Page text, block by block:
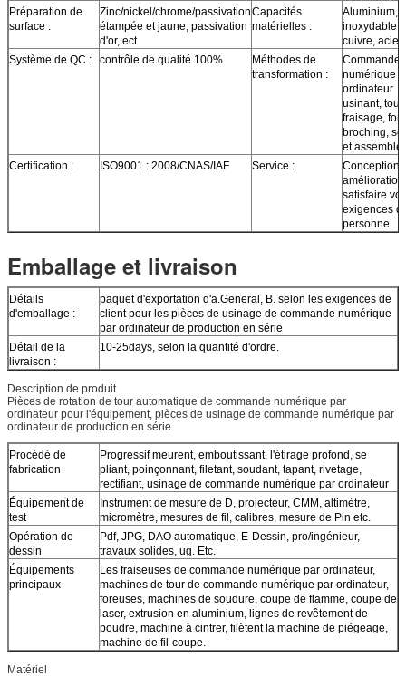
Préparation de
surface :
Zinc/nickel/chrome/passivation
étampée et jaune, passivation
d'or, ect
Capacités
matérielles :
Aluminium,
inoxydable,
cuivre,
Système de QC :
contrôle de qualité 100%
Méthodes de
transformation :
Commande
numérique
ordinateur
usinant,
fraisage,
broching,
et
Certification :
ISO9001 : 2008/CNAS/IAF Service :
Conception
satisfaire vos
exigences
personne
Emballage et livraison
Détails
d'emballage :
paquet d'exportation d'a.General, B. selon les exigences de
client pour les pièces de usinage de commande numérique
par ordinateur de production en série
Détail de la
livraison :
10-25days, selon la quantité d'ordre.
Description de produit
Pièces de rotation de tour automatique de commande numérique par
ordinateur pour l'équipement, pièces de usinage de commande numérique par
ordinateur de production en série
Procédé de
fabrication
Progressif meurent, emboutissant, l'étirage profond, se
pliant, poinçonnant, filetant, soudant, tapant, rivetage,
rectifiant, usinage de commande numérique par ordinateur
Équipement de
test
Instrument de mesure de D, projecteur, CMM, altimètre,
micromètre, mesures de fil, calibres, mesure de Pin etc.
Opération de
dessin
Pdf, JPG, DAO automatique, E-Dessin, pro/ingénieur,
travaux solides, ug. Etc.
Équipements
principaux
Les fraiseuses de commande numérique par ordinateur,
machines de tour de commande numérique par ordinateur,
foreuses, machines de soudure, coupe de flamme, coupe de
laser, extrusion en aluminium, lignes de revêtement de
poudre, machine à cintrer, filètent la machine de piégeage,
machine de fil-coupe.
Matériel